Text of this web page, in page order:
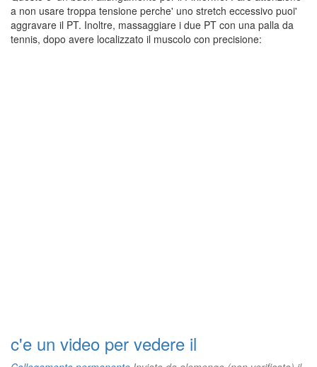
a non usare troppa tensione perche' uno stretch eccessivo puoi'
aggravare il PT. Inoltre, massaggiare i due PT con una palla da
tennis, dopo avere localizzato il muscolo con precisione:
c'e un video per vedere il